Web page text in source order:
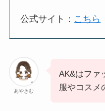
公式サイト： こちら
あやきむ
AK&はファ
服やコスメ